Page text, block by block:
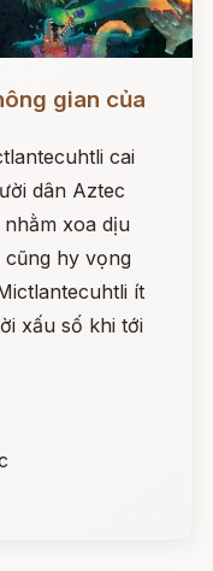
gian của
cai
dân Aztec
xoa dịu
cũng hy vọng
ít
xấu số khi tới